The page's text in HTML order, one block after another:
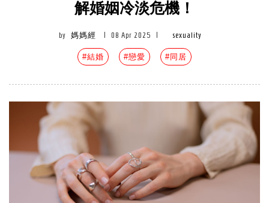
解婚姻冷淡危機！
by 媽媽經 08 Apr 2025 sexuality
#結婚 #戀愛 #同居